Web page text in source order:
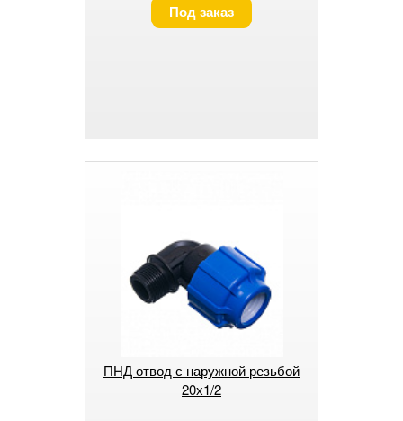
Под заказ
ПНД отвод с наружной резьбой
20х1/2